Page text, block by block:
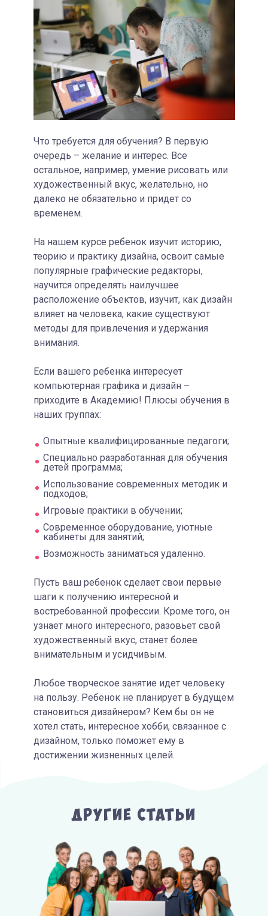
Что требуется для обучения? В первую
очередь – желание и интерес. Все
остальное, например, умение рисовать или
художественный вкус, желательно, но
далеко не обязательно и придет со
временем.
На нашем курсе ребенок изучит историю,
теорию и практику дизайна, освоит самые
популярные графические редакторы,
научится определять наилучшее
расположение объектов, изучит, как дизайн
влияет на человека, какие существуют
методы для привлечения и удержания
внимания.
Если вашего ребенка интересует
компьютерная графика и дизайн –
приходите в Академию! Плюсы обучения в
наших группах:
Опытные квалифицированные педагоги;
Специально разработанная для обучения
детей программа;
Использование современных методик и
подходов;
Игровые практики в обучении;
Современное оборудование, уютные
кабинеты для занятий;
Возможность заниматься удаленно.
Пусть ваш ребенок сделает свои первые
шаги к получению интересной и
востребованной профессии. Кроме того, он
узнает много интересного, разовьет свой
художественный вкус, станет более
внимательным и усидчивым.
Любое творческое занятие идет человеку
на пользу. Ребенок не планирует в будущем
становиться дизайнером? Кем бы он не
хотел стать, интересное хобби, связанное с
дизайном, только поможет ему в
достижении жизненных целей.
Другие Статьи